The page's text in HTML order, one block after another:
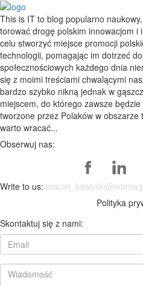
This is IT to blog popularno
torować drogę polskim innowacjom
celu stworzyć miejsce promocji
technologii, pomagając im dotrzeć
społecznościowych każdego dnia
się z moimi treściami chwalącymi
bardzo szybko nikną jednak w
miejscem, do którego zawsze
tworzone przez Polaków w
warto wracać...
Obserwuj nas:
Write to us:
Polityka
Skontaktuj się z nami: